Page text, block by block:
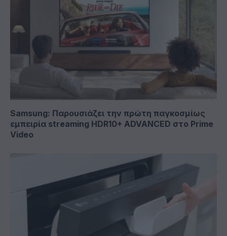
Samsung: Παρουσιάζει την πρώτη παγκοσμίως
εμπειρία streaming HDR10+ ADVANCED στο Prime
Video